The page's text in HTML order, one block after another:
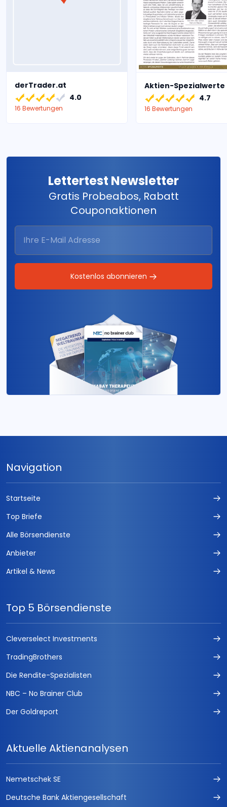
derTrader.at
4.0
16 Bewertungen
Aktien-Spezialwerte
4.7
16 Bewertungen
Lettertest Newsletter
Gratis Probeabos, Rabatt
Couponaktionen
Kostenlos abonnieren
Navigation
Startseite
Top Briefe
Alle Börsendienste
Anbieter
Artikel & News
Top 5 Börsendienste
Cleverselect Investments
TradingBrothers
Die Rendite-Spezialisten
NBC – No Brainer Club
Der Goldreport
Aktuelle Aktienanalysen
Nemetschek SE
Deutsche Bank Aktiengesellschaft